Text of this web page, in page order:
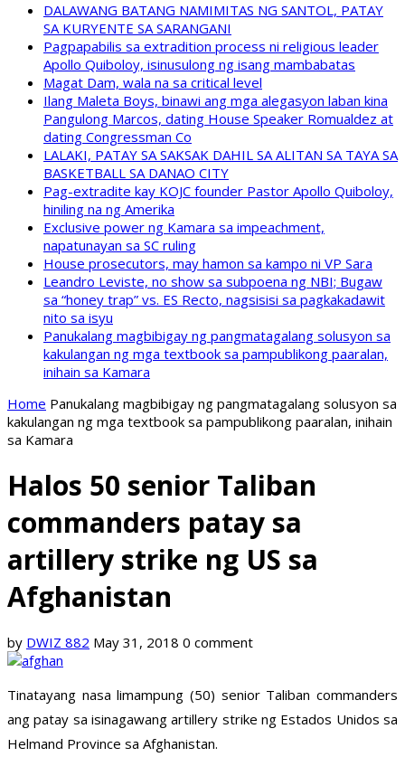
DALAWANG BATANG NAMIMITAS NG SANTOL, PATAY
SA KURYENTE SA SARANGANI
Pagpapabilis sa extradition process ni religious leader
Apollo Quiboloy, isinusulong ng isang mambabatas
Magat Dam, wala na sa critical level
Ilang Maleta Boys, binawi ang mga alegasyon laban kina
Pangulong Marcos, dating House Speaker Romualdez at
dating Congressman Co
LALAKI, PATAY SA SAKSAK DAHIL SA ALITAN SA TAYA SA
BASKETBALL SA DANAO CITY
Pag-extradite kay KOJC founder Pastor Apollo Quiboloy,
hiniling na ng Amerika
Exclusive power ng Kamara sa impeachment,
napatunayan sa SC ruling
House prosecutors, may hamon sa kampo ni VP Sara
Leandro Leviste, no show sa subpoena ng NBI; Bugaw
sa “honey trap” vs. ES Recto, nagsisisi sa pagkakadawit
nito sa isyu
Panukalang magbibigay ng pangmatagalang solusyon sa
kakulangan ng mga textbook sa pampublikong paaralan,
inihain sa Kamara
Home Panukalang magbibigay ng pangmatagalang solusyon sa
kakulangan ng mga textbook sa pampublikong paaralan, inihain
sa Kamara
Halos 50 senior Taliban
commanders patay sa
artillery strike ng US sa
Afghanistan
by DWIZ 882 May 31, 2018 0 comment
Tinatayang nasa limampung (50) senior Taliban commanders
ang patay sa isinagawang artillery strike ng Estados Unidos sa
Helmand Province sa Afghanistan.